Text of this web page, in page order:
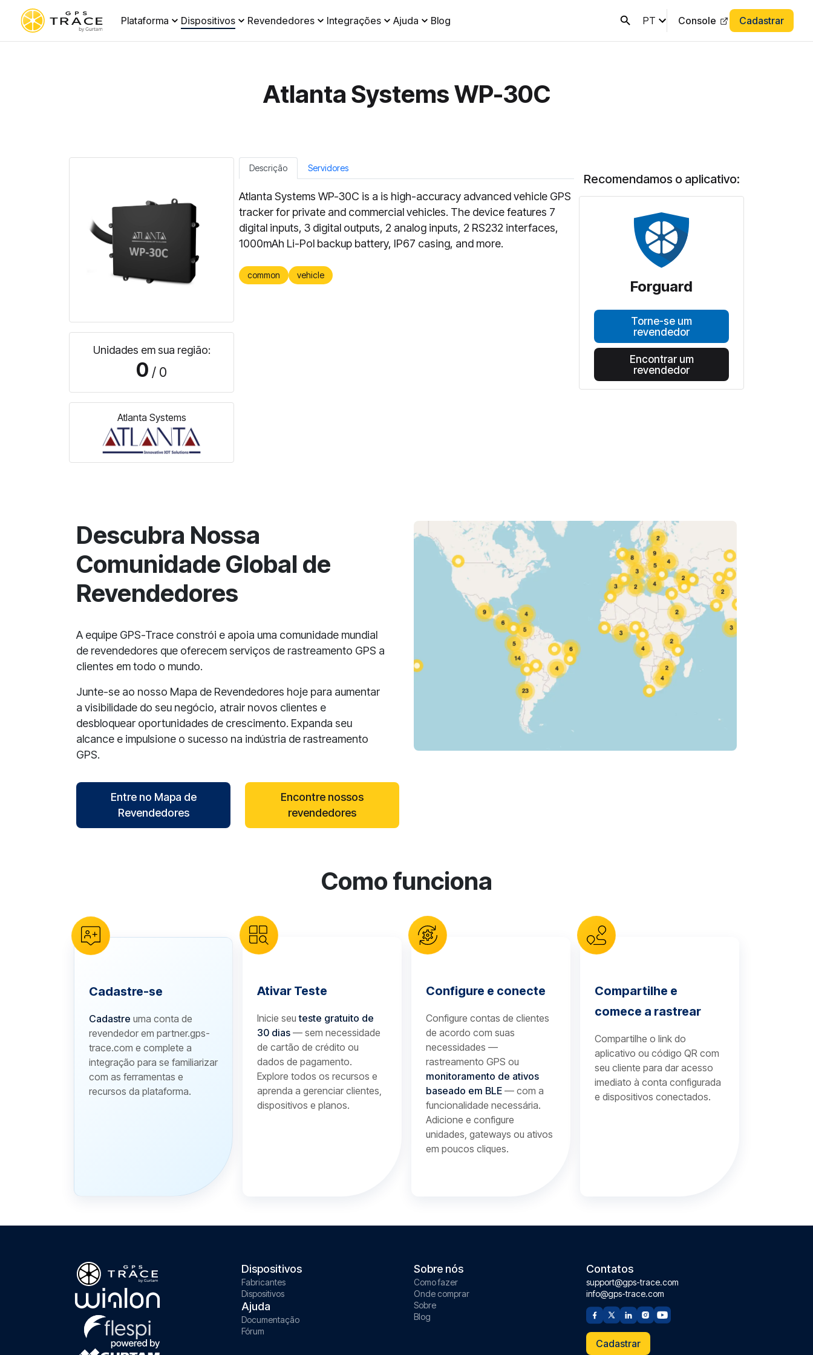
Plataforma Dispositivos Revendedores Integrações Ajuda Blog PT Console Cadastrar
Atlanta Systems WP-30C
Unidades em sua região:
0 / 0
Atlanta Systems
Descrição Servidores
Atlanta Systems WP-30C is a is high-accuracy advanced vehicle GPS
tracker for private and commercial vehicles. The device features 7
digital inputs, 3 digital outputs, 2 analog inputs, 2 RS232 interfaces,
1000mAh Li-Pol backup battery, IP67 casing, and more.
common vehicle
Recomendamos o aplicativo:
Forguard
Torne-se um
revendedor
Encontrar um
revendedor
Descubra Nossa
Comunidade Global de
Revendedores
A equipe GPS-Trace constrói e apoia uma comunidade mundial
de revendedores que oferecem serviços de rastreamento GPS a
clientes em todo o mundo.
Junte-se ao nosso Mapa de Revendedores hoje para aumentar
a visibilidade do seu negócio, atrair novos clientes e
desbloquear oportunidades de crescimento. Expanda seu
alcance e impulsione o sucesso na indústria de rastreamento
GPS.
Entre no Mapa de
Revendedores
Encontre nossos
revendedores
Como funciona
Cadastre-se
Cadastre uma conta de
revendedor em partner.gps-
trace.com e complete a
integração para se familiarizar
com as ferramentas e
recursos da plataforma.
Ativar Teste
Inicie seuteste gratuito de
30 dias — sem necessidade
de cartão de crédito ou
dados de pagamento.
Explore todos os recursos e
aprenda a gerenciar clientes,
dispositivos e planos.
Configure e conecte
Configure contas de clientes
de acordo com suas
necessidades —
rastreamento GPS ou
monitoramento de ativos
baseado em BLE — com a
funcionalidade necessária.
Adicione e configure
unidades, gateways ou ativos
em poucos cliques.
Compartilhe e
comece a rastrear
Compartilhe o link do
aplicativo ou código QR com
seu cliente para dar acesso
imediato à conta configurada
e dispositivos conectados.
Dispositivos
Fabricantes
Dispositivos
Ajuda
Documentação
Fórum
Sobre nós
Como fazer
Onde comprar
Sobre
Blog
Contatos
support@gps-trace.com
info@gps-trace.com
Cadastrar